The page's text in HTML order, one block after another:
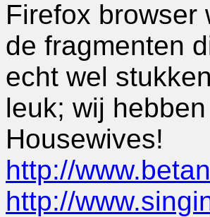
Firefox browser
de fragmenten
echt wel
leuk; wij
Housewives!
http://
http://